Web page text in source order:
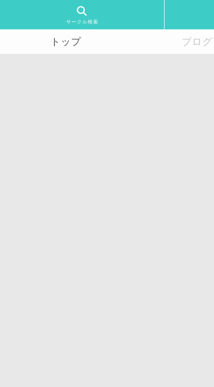
サークル検索
トップ ブログ